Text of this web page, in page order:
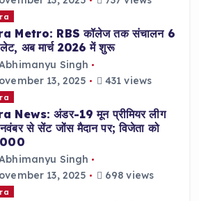
Metro: RBS कॉलेज तक संचालन 6
लेट, अब मार्च 2026 में शुरू
Singh
13, 2025
431 views
News: अंडर-19 मून प्रीमियर लीग
से सेंट जोंस मैदान पर; विजेता को
Singh
13, 2025
698 views